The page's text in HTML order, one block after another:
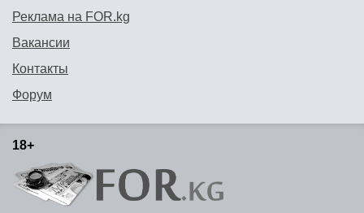
Реклама на FOR.kg
Вакансии
Контакты
Форум
18+